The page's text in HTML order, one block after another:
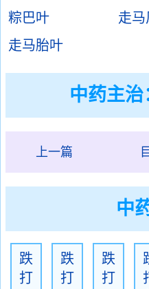
粽巴叶
走马
走马胎叶
中药主治
上一篇
中
跌
打
跌
打
跌
打